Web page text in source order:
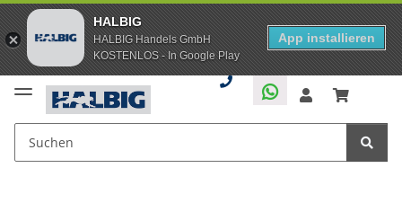
HALBIG
HALBIG Handels GmbH
KOSTENLOS - In Google Play
App installieren